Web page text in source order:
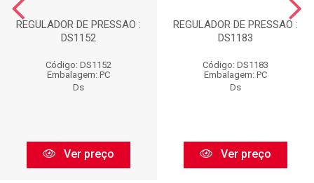
REGULADOR DE PRESSAO :
DS1152
Código: DS1152
Embalagem: PC
Ds
Ver preço
REGULADOR DE PRESSAO :
DS1183
Código: DS1183
Embalagem: PC
Ds
Ver preço